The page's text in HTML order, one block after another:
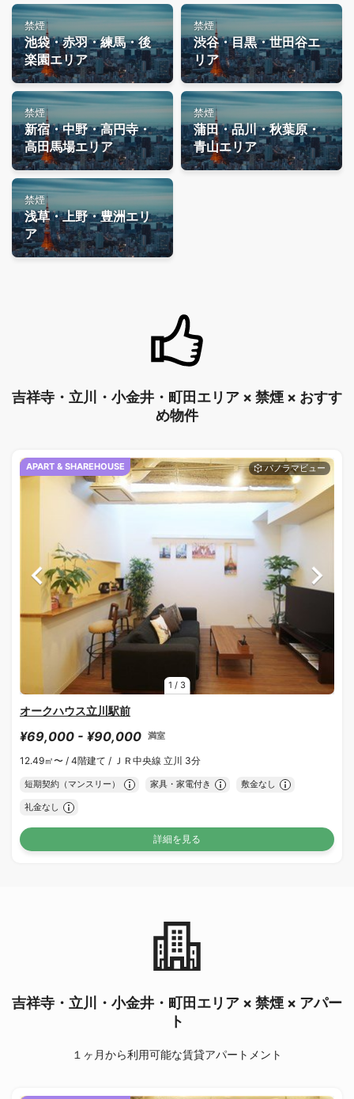
禁煙
池袋・赤羽・練馬・後
楽園エリア
禁煙
渋谷・目黒・世田谷エ
リア
禁煙
新宿・中野・高円寺・
高田馬場エリア
禁煙
蒲田・品川・秋葉原・
青山エリア
禁煙
浅草・上野・豊洲エリ
ア
吉祥寺・立川・小金井・町田エリア × 禁煙 × おすす
め物件
1 / 3
APART & SHAREHOUSE
オークハウス立川駅前
¥69,000 - ¥90,000 満室
12.49㎡〜 / 4階建て / ＪＲ中央線 立川 3分
短期契約（マンスリー） 家具・家電付き 敷金なし
礼金なし
詳細を見る
吉祥寺・立川・小金井・町田エリア × 禁煙 × アパー
ト
１ヶ月から利用可能な賃貸アパートメント